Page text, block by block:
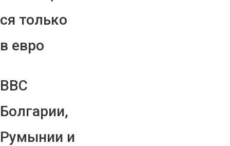
ся только
в евро
ВВС
Болгарии,
Румынии и